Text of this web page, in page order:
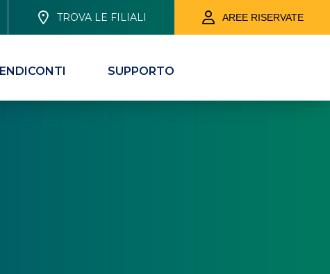
TROVA LE FILIALI AREE RISERVATE
SUPPORTO